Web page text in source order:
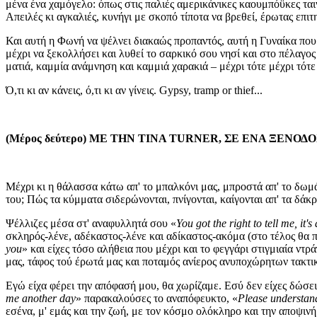
μένα ένα χαμόγελο: όπως στις παλιές αμερικάνικες καουμπόϋκες
Απειλές κι αγκαλιές, κυνήγι με σκοπό τίποτα να βρεθεί, έρωτας
Και αυτή η Φωνή να ψέλνει διακαώς προπαντός, αυτή η Γυναίκα
μέχρι να ξεκολλήσει και λυθεί το σαρκικό σου νησί και στο
ματιά, καμμία ανάμνηση και καμμιά χαρακιά – μέχρι τότε μέχρι
Ό,τι κι αν κάνεις, ό,τι κι αν γίνεις. Gypsy, tramp or thief...
(Μέρος δεύτερο) ΜΕ ΤΗΝ TINA TURNER, ΣΕ ΕΝΑ
Μέχρι κι η θάλασσα κάτω απ' το μπαλκόνι μας, μπροστά απ' το
του; Πώς τα κύμματα σιδερώνονται, πνίγονται, καίγονται απ' τα
Ψέλλιζες μέσα στ' αναφυλλητά σου «You got the right to tell me, it's
σκληρός-λένε, αδέκαστος-λένε και αδίκαστος-ακόμα (στο τέλος
you» και είχες τόσο αλήθεια που μέχρι και το φεγγάρι στιγμιαία
μας, τάφος τού έρωτά μας και ποταμός ανίερος ανυποχώρητων
Εγώ είχα φέρει την απόφασή μου, θα χωρίζαμε. Εσύ δεν είχες
me another day» παρακαλούσες το αναπόφευκτο, «Please
εσένα, μ' εμάς και την ζωή, με τον κόσμο ολόκληρο και την αποψινή